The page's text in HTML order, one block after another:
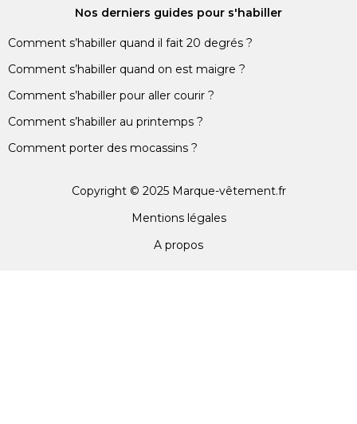
Nos derniers guides pour s'habiller
Comment s’habiller quand il fait 20 degrés ?
Comment s’habiller quand on est maigre ?
Comment s’habiller pour aller courir ?
Comment s’habiller au printemps ?
Comment porter des mocassins ?
Copyright © 2025 Marque-vêtement.fr
Mentions légales
A propos